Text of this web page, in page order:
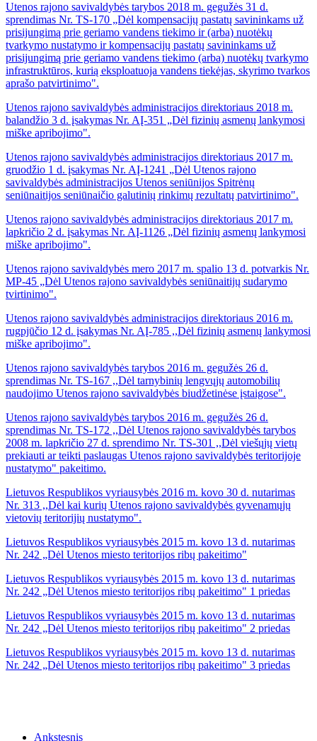
Utenos rajono savivaldybės tarybos 2018 m. gegužės 31 d.
sprendimas Nr. TS-170 „Dėl kompensacijų pastatų savininkams už
prisijungimą prie geriamo vandens tiekimo ir (arba) nuotėkų
tvarkymo nustatymo ir kompensacijų pastatų savininkams už
prisijungimą prie geriamo vandens tiekimo (arba) nuotėkų tvarkymo
infrastruktūros, kurią eksploatuoja vandens tiekėjas, skyrimo tvarkos
aprašo patvirtinimo".
Utenos rajono savivaldybės administracijos direktoriaus 2018 m.
balandžio 3 d. įsakymas Nr. AĮ-351 „Dėl fizinių asmenų lankymosi
miške apribojimo".
Utenos rajono savivaldybės administracijos direktoriaus 2017 m.
gruodžio 1 d. įsakymas Nr. AĮ-1241 „Dėl Utenos rajono
savivaldybės administracijos Utenos seniūnijos Spitrėnų
seniūnaitijos seniūnaičio galutinių rinkimų rezultatų patvirtinimo".
Utenos rajono savivaldybės administracijos direktoriaus 2017 m.
lapkričio 2 d. įsakymas Nr. AĮ-1126 „Dėl fizinių asmenų lankymosi
miške apribojimo".
Utenos rajono savivaldybės mero 2017 m. spalio 13 d. potvarkis Nr.
MP-45 „Dėl Utenos rajono savivaldybės seniūnaitijų sudarymo
tvirtinimo".
Utenos rajono savivaldybės administracijos direktoriaus 2016 m.
rugpjūčio 12 d. įsakymas Nr. AĮ-785 ,,Dėl fizinių asmenų lankymosi
miške apribojimo".
Utenos rajono savivaldybės tarybos 2016 m. gegužės 26 d.
sprendimas Nr. TS-167 ,,Dėl tarnybinių lengvųjų automobilių
naudojimo Utenos rajono savivaldybės biudžetinėse įstaigose".
Utenos rajono savivaldybės tarybos 2016 m. gegužės 26 d.
sprendimas Nr. TS-172 ,,Dėl Utenos rajono savivaldybės tarybos
2008 m. lapkričio 27 d. sprendimo Nr. TS-301 ,,Dėl viešųjų vietų
prekiauti ar teikti paslaugas Utenos rajono savivaldybės teritorijoje
nustatymo" pakeitimo.
Lietuvos Respublikos vyriausybės 2016 m. kovo 30 d. nutarimas
Nr. 313 ,,Dėl kai kurių Utenos rajono savivaldybės gyvenamųjų
vietovių teritorijių nustatymo".
Lietuvos Respublikos vyriausybės 2015 m. kovo 13 d. nutarimas
Nr. 242 „Dėl Utenos miesto teritorijos ribų pakeitimo"
Lietuvos Respublikos vyriausybės 2015 m. kovo 13 d. nutarimas
Nr. 242 „Dėl Utenos miesto teritorijos ribų pakeitimo" 1 priedas
Lietuvos Respublikos vyriausybės 2015 m. kovo 13 d. nutarimas
Nr. 242 „Dėl Utenos miesto teritorijos ribų pakeitimo" 2 priedas
Lietuvos Respublikos vyriausybės 2015 m. kovo 13 d. nutarimas
Nr. 242 „Dėl Utenos miesto teritorijos ribų pakeitimo" 3 priedas
Ankstesnis